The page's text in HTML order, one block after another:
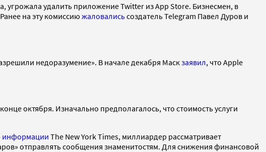
угрожала удалить приложение Twitter из App Store. Бизнесмен, в
на эту комиссию жаловалисьсоздатель Telegram Павел Дуров и
недоразумение». В начале декабря Маскзаявил, что Apple
октября. Изначально предполагалось, что стоимость услуги
информации The New York Times, миллиардер рассматривает
отправлять сообщения знаменитостям. Для снижения финансовой